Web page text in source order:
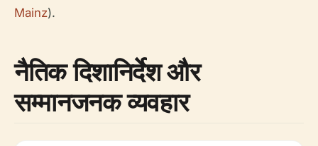
Mainz).
नैतिक दिशानिर्देश और
सम्मानजनक व्यवहार